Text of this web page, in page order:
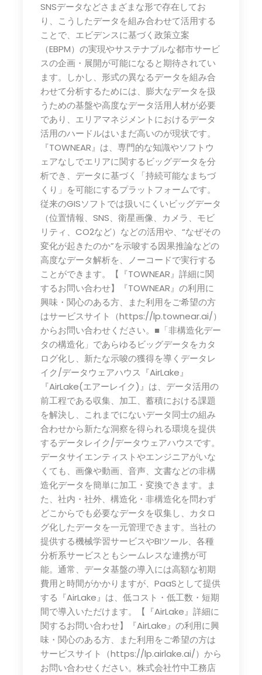
SNSデータなどさまざまな形で存在してお
り、こうしたデータを組み合わせて活用する
ことで、エビデンスに基づく政策立案
（EBPM）の実現やサステナブルな都市サービ
スの企画・展開が可能になると期待されてい
ます。しかし、形式の異なるデータを組み合
わせて分析するためには、膨大なデータを扱
うための基盤や高度なデータ活用人材が必要
であり、エリアマネジメントにおけるデータ
活用のハードルはいまだ高いのが現状です。
『TOWNEAR』は、専門的な知識やソフトウ
ェアなしでエリアに関するビッグデータを分
析でき、データに基づく「持続可能なまちづ
くり」を可能にするプラットフォームです。
従来のGISソフトでは扱いにくいビッグデータ
（位置情報、SNS、衛星画像、カメラ、モビ
リティ、CO2など）などの活用や、“なぜその
変化が起きたのか”を示唆する因果推論などの
高度なデータ解析を、ノーコードで実行する
ことができます。【『TOWNEAR』詳細に関
するお問い合わせ】『TOWNEAR』の利用に
興味・関心のある方、また利用をご希望の方
はサービスサイト（https://lp.townear.ai/）
からお問い合わせください。■「非構造化デー
タの構造化」であらゆるビッグデータをカタ
ログ化し、新たな示唆の獲得を導くデータレ
イク/データウェアハウス『AirLake』
『AirLake(エアーレイク)』は、データ活用の
前工程である収集、加工、蓄積における課題
を解決し、これまでにないデータ同士の組み
合わせから新たな洞察を得られる環境を提供
するデータレイク/データウェアハウスです。
データサイエンティストやエンジニアがいな
くても、画像や動画、音声、文書などの非構
造化データを簡単に加工・変換できます。ま
た、社内・社外、構造化・非構造化を問わず
どこからでも必要なデータを収集し、カタロ
グ化したデータを一元管理できます。当社の
提供する機械学習サービスやBIツール、各種
分析系サービスともシームレスな連携が可
能。通常、データ基盤の導入には高額な初期
費用と時間がかかりますが、PaaSとして提供
する『AirLake』は、低コスト・低工数・短期
間で導入いただけます。【『AirLake』詳細に
関するお問い合わせ】『AirLake』の利用に興
味・関心のある方、また利用をご希望の方は
サービスサイト（https://lp.airlake.ai/）から
お問い合わせください。株式会社竹中工務店